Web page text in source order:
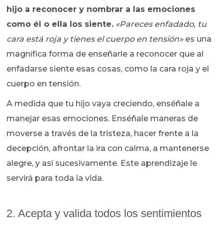
hijo a reconocer y nombrar a las emociones
como él o ella los siente. «Pareces enfadado, tu
cara está roja y tienes el cuerpo en tensión»es una
magnífica forma de enseñarle a reconocer que al
enfadarse siente esas cosas, como la cara roja y el
cuerpo en tensión.
A medida que tu hijo vaya creciendo, enséñale a
manejar esas emociones. Enséñale maneras de
moverse a través de la tristeza, hacer frente a la
decepción, afrontar la ira con calma, a mantenerse
alegre, y así sucesivamente. Este aprendizaje le
servirá para toda la vida.
2. Acepta y valida todos los sentimientos